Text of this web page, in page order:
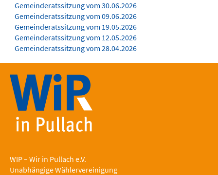
Gemeinderatssitzung vom 30.06.2026
Gemeinderatssitzung vom 09.06.2026
Gemeinderatssitzung vom 19.05.2026
Gemeinderatssitzung vom 12.05.2026
Gemeinderatssitzung vom 28.04.2026
WIP – Wir in Pullach e.V.
Unabhängige Wählervereinigung